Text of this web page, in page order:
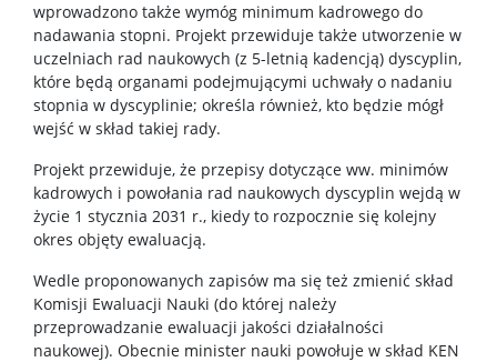
wprowadzono także wymóg minimum kadrowego do
nadawania stopni. Projekt przewiduje także utworzenie w
uczelniach rad naukowych (z 5-letnią kadencją) dyscyplin,
które będą organami podejmującymi uchwały o nadaniu
stopnia w dyscyplinie; określa również, kto będzie mógł
wejść w skład takiej rady.
Projekt przewiduje, że przepisy dotyczące ww. minimów
kadrowych i powołania rad naukowych dyscyplin wejdą w
życie 1 stycznia 2031 r., kiedy to rozpocznie się kolejny
okres objęty ewaluacją.
Wedle proponowanych zapisów ma się też zmienić skład
Komisji Ewaluacji Nauki (do której należy
przeprowadzanie ewaluacji jakości działalności
naukowej). Obecnie minister nauki powołuje w skład KEN